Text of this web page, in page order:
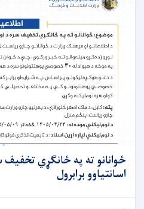
ځوانانو ته په ځانګړي
اسانتیاوو برابرول